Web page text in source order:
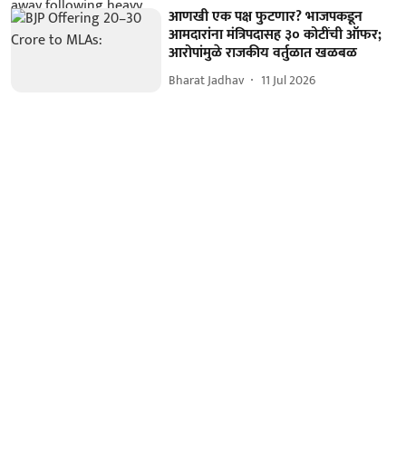
आणखी एक पक्ष फुटणार? भाजपकडून
आमदारांना मंत्रिपदासह ३० कोटींची ऑफर;
आरोपांमुळे राजकीय वर्तुळात खळबळ
Bharat Jadhav 11 Jul 2026